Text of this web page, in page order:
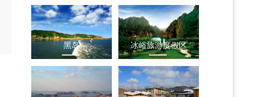
黑岛 冰峪旅游度假区